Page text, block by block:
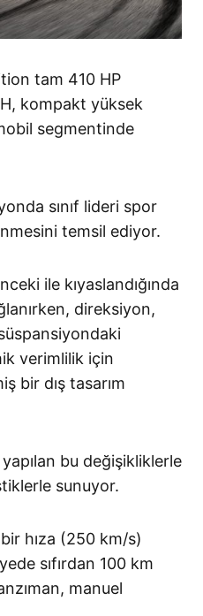
tam 410 HP
kompakt yüksek
segmentinde
sınıf lideri spor
temsil ediyor.
ile kıyaslandığında
direksiyon,
verimlilik için
bir dış tasarım
bu değişikliklerle
sunuyor.
hıza (250 km/s)
sıfırdan 100 km
manuel